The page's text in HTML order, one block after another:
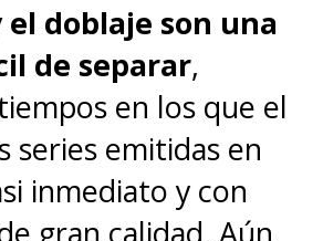
quelas
de Adult Swim
al
Max(o MAX),
este anime en
el doblaje son una
de separar,
en los que el
series emitidas en
inmediato y con
gran calidad. Aún